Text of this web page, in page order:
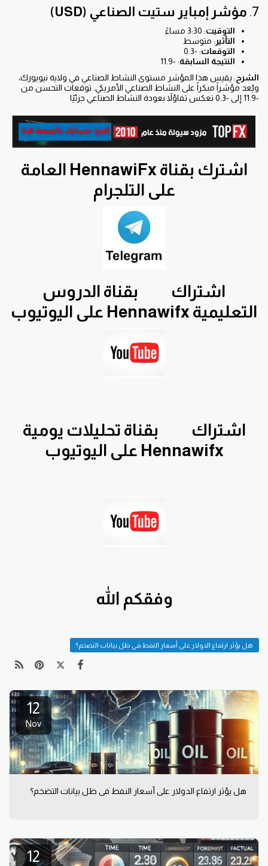
7. مؤشر إمباير ستيت الصناعي (USD)
التوقيت: 3:30 مساءً
التأثير : متوسط
التوقعات: -0.3
النتيجة السابقة: -11.9
الشرح : يقيس هذا المؤشر مستوى النشاط الصناعي في ولاية نيويورك،
ويُعد مؤشراً مبكراً على النشاط الصناعي الأمريكي. توقعات التحسن من
-11.9 إلى -0.3 تعكس تفاؤلاً بعودة النشاط الصناعي جزئيًا
اشترك بقناة HennawiFx العامة
على التلجرام
اشتراك
بقناة الدروس
التعليمية Hennawifx على اليوتيوب
اشتراك
بقناة تحليلات يومية
Hennawifx على اليوتيوب
وفقكم الله
هل يؤثر ارتفاع الدولار على أسعار النفط في ظل بيانات التضخم؟
12
Nov
هل يؤثر ارتفاع الدولار على أسعار النفط في ظل بيانات التضخم؟
12